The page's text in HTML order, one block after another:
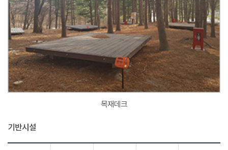
목재데크
기반시설